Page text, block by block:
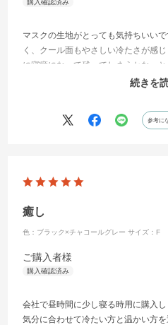
マスクの生地がとっても気持ちいい
く、クール面もやさしい冷たさが感
に寝癖になって残ってしまうかな…と
ことも無かったです。期待して無か
続きを
参考に
癒し
色：ブラック×チャコールグレー サイズ：F
ご購入者様
会社で昼時間に少し寝る時用に購入し
気分に合わせて冷たい方と温かい方